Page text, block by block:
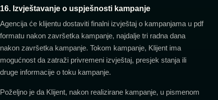
16. Izvještavanje o uspješnosti kampanje
Agencija će klijentu dostaviti finalni izvještaj o kampanjama u pdf
formatu nakon završetka kampanje, najdalje tri radna dana
nakon završetka kampanje. Tokom kampanje, Klijent ima
mogućnost da zatraži privremeni izvještaj, presjek stanja ili
druge informacije o toku kampanje.
Poželjno je da Klijent, nakon realizirane kampanje, u pismenom